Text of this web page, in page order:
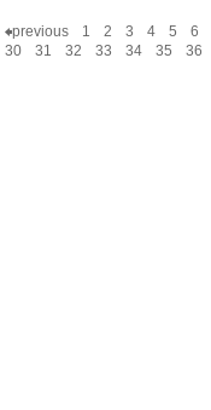
previous 1 2 3 4 5 6
30
31 32 33 34 35 36